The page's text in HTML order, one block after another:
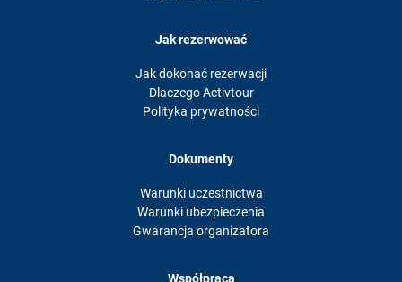
Jak rezerwować
Jak dokonać rezerwacji
Dlaczego Activtour
Polityka prywatności
Dokumenty
Warunki uczestnictwa
Warunki ubezpieczenia
Gwarancja organizatora
Współpraca